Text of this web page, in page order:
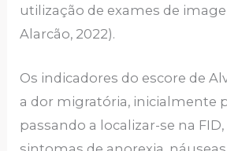
utilização de exames de
Alarcão, 2022).
Os indicadores do escore de
a dor migratória, inicialmente
passando a localizar-se na